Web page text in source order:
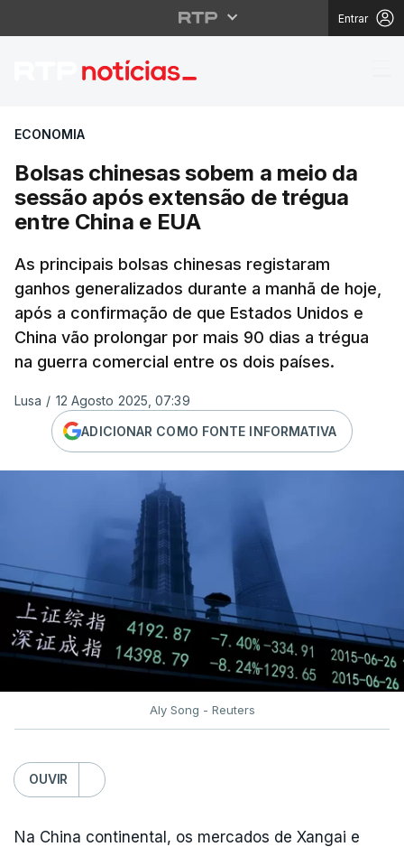
Entrar
Bolsas chinesas
ECONOMIA
Bolsas chinesas sobem a meio da
sessão após extensão de trégua
entre China e EUA
As principais bolsas chinesas registaram
ganhos generalizados durante a manhã de hoje,
após a confirmação de que Estados Unidos e
China vão prolongar por mais 90 dias a trégua
na guerra comercial entre os dois países.
Lusa / 12 Agosto 2025, 07:39
ADICIONAR COMO FONTE INFORMATIVA
Aly Song - Reuters
OUVIR
Na China continental, os mercados de Xangai e